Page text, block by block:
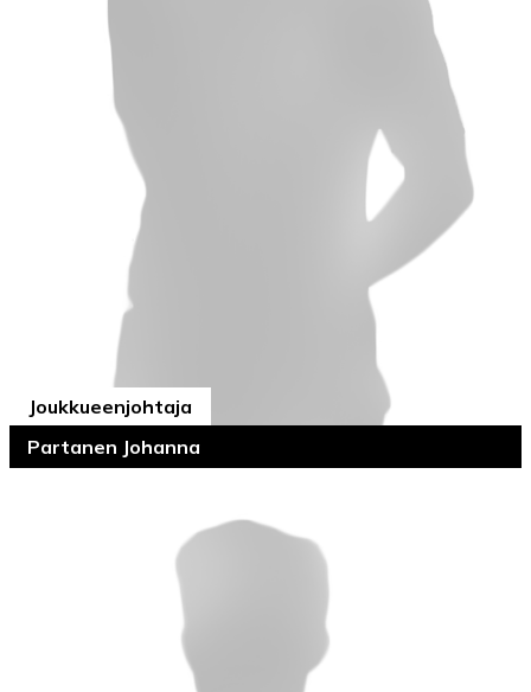
Joukkueenjohtaja
Partanen Johanna